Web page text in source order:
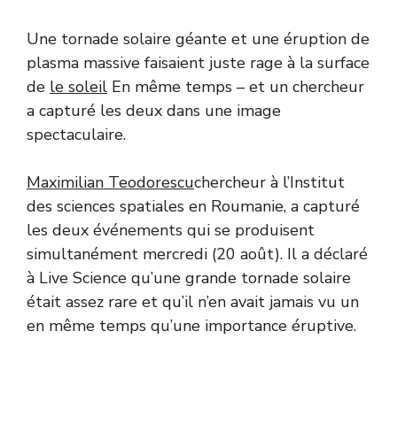
Une tornade solaire géante et une éruption de
plasma massive faisaient juste rage à la surface
de le soleil En même temps – et un chercheur
a capturé les deux dans une image
spectaculaire.
Maximilian Teodorescuchercheur à l’Institut
des sciences spatiales en Roumanie, a capturé
les deux événements qui se produisent
simultanément mercredi (20 août). Il a déclaré
à Live Science qu’une grande tornade solaire
était assez rare et qu’il n’en avait jamais vu un
en même temps qu’une importance éruptive.